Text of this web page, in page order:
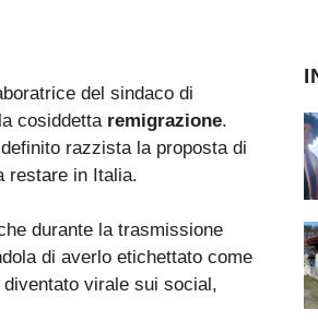
del sindaco di
cosiddetta remigrazione.
razzista la proposta di
restare in Italia.
durante la trasmissione
di averlo etichettato come
virale sui social,